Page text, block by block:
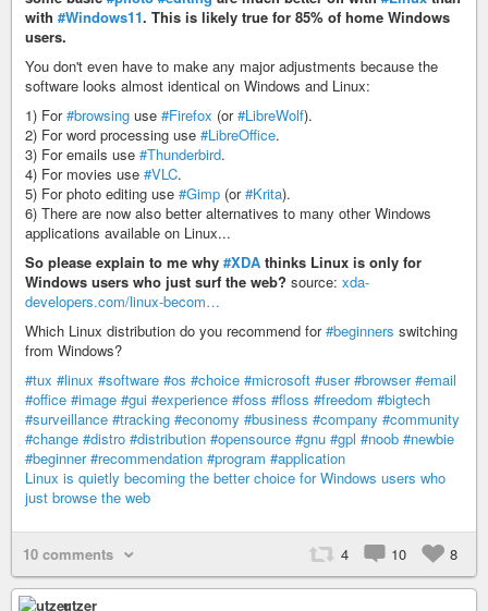
with #Windows11. This is likely true for 85% of home Windows
users.
You don't even have to make any major adjustments because the
software looks almost identical on Windows and Linux:
1) For#browsing use #Firefox (or#LibreWolf).
2) For word processing use #LibreOffice.
3) For emails use #Thunderbird.
4) For movies use #VLC.
5) For photo editing use #Gimp (or#Krita).
6) There are now also better alternatives to many other Windows
applications available on Linux...
So please explain to me why #XDA thinks Linux is only for
Windows users who just surf the web? source: xda-
developers.com/linux-becom…
Which Linux distribution do you recommend for#beginners switching
from Windows?
#tux #linux #software #os #choice #microsoft #user #browser #email
#office #image #gui #experience #foss #floss #freedom #bigtech
#surveillance #tracking #economy #business #company #community
#change #distro #distribution #opensource #gnu #gpl #noob #newbie
#beginner #recommendation #program #application
Linux is quietly becoming the better choice for Windows users who
just browse the web
10 comments 4 10 8
utzer